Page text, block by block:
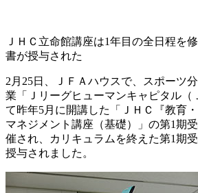
ＪＨＣ立命館講座は1年目の全日程を
書が授与された
2月25日、ＪＦＡハウスで、スポーツ
業「Ｊリーグヒューマンキャピタル（
て昨年5月に開講した「ＪＨＣ『教育
マネジメント講座（基礎）」の第1期
催され、カリキュラムを終えた第1期
授与されました。